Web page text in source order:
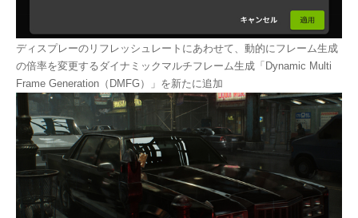
ディスプレーのリフレッシュレートにあわせて、動的にフレーム生成
の倍率を変更するダイナミックマルチフレーム生成「Dynamic Multi
Frame Generation（DMFG）」を新たに追加